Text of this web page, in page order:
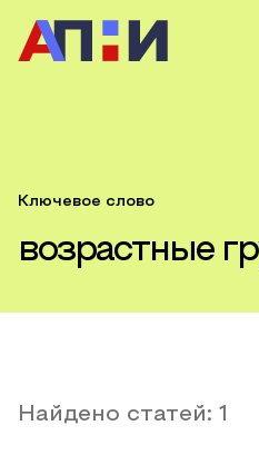
Ключевое слово
возрастные
Найдено статей: 1